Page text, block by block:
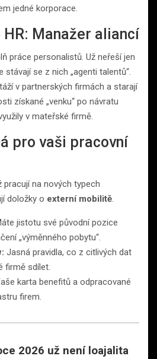
jedné korporace.
HR: Manažer aliancí
práce personalistů. Už neřeší jen
stávají se z nich „agenti talentů“.
v partnerských firmách a starají
získané „venku“ po návratu
v mateřské firmě.
pro vaši pracovní
pracují na nových typech
doložky o externí mobilitě.
jistotu své původní pozice
„výměnného pobytu“.
Jasná pravidla, co z citlivých dat
firmě sdílet.
karta benefitů a odpracované
firem.
2026 už není loajalita